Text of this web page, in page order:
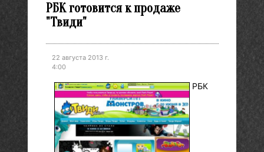
РБК готовится к продаже
"Твиди"
22 августа 2013 г.
4:00
РБК